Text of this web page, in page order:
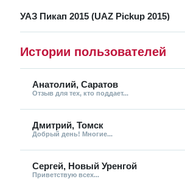
УАЗ Пикап 2015 (UAZ Pickup 2015)
Истории пользователей
Анатолий, Саратов
Отзыв для тех, кто поддает...
Дмитрий, Томск
Добрый день! Многие...
Сергей, Новый Уренгой
Приветствую всех...